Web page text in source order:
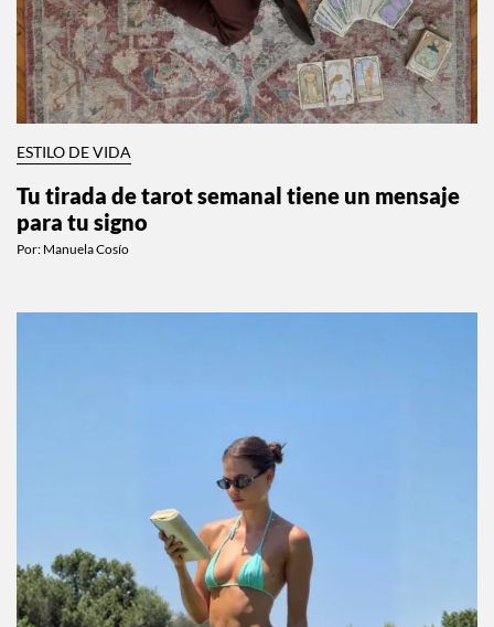
ESTILO DE VIDA
Tu tirada de tarot semanal tiene un mensaje
para tu signo
Por: Manuela Cosío